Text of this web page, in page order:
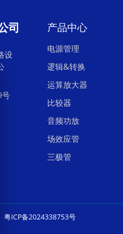
司
设
号
产品中心
电源管理
逻辑&转换
运算放大器
比较器
音频功放
场效应管
三极管
粤ICP备2024338753号